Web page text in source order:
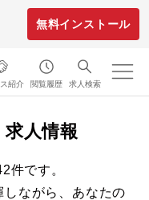
無料インストール
紹介 閲覧履歴 求人検索
人情報
件です。
ながら、あなたの